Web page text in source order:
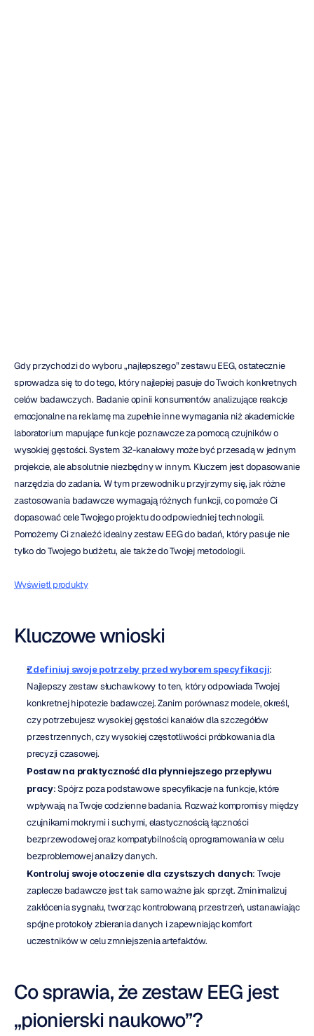
Gdy przychodzi do wyboru „najlepszego” zestawu EEG, ostatecznie
sprowadza się to do tego, który najlepiej pasuje do Twoich konkretnych
celów badawczych. Badanie opinii konsumentów analizujące reakcje
emocjonalne na reklamę ma zupełnie inne wymagania niż akademickie
laboratorium mapujące funkcje poznawcze za pomocą czujników o
wysokiej gęstości. System 32-kanałowy może być przesadą w jednym
projekcie, ale absolutnie niezbędny w innym. Kluczem jest dopasowanie
narzędzia do zadania. W tym przewodniku przyjrzymy się, jak różne
zastosowania badawcze wymagają różnych funkcji, co pomoże Ci
dopasować cele Twojego projektu do odpowiedniej technologii.
Pomożemy Ci znaleźć idealny zestaw EEG do badań, który pasuje nie
tylko do Twojego budżetu, ale także do Twojej metodologii.
Wyświetl produkty
Kluczowe wnioski
Zdefiniuj swoje potrzeby przed wyborem specyfikacji:
Najlepszy zestaw słuchawkowy to ten, który odpowiada Twojej
konkretnej hipotezie badawczej. Zanim porównasz modele, określ,
czy potrzebujesz wysokiej gęstości kanałów dla szczegółów
przestrzennych, czy wysokiej częstotliwości próbkowania dla
precyzji czasowej.
Postaw na praktyczność dla płynniejszego przepływu
pracy: Spójrz poza podstawowe specyfikacje na funkcje, które
wpływają na Twoje codzienne badania. Rozważ kompromisy między
czujnikami mokrymi i suchymi, elastycznością łączności
bezprzewodowej oraz kompatybilnością oprogramowania w celu
bezproblemowej analizy danych.
Kontroluj swoje otoczenie dla czystszych danych: Twoje
zaplecze badawcze jest tak samo ważne jak sprzęt. Zminimalizuj
zakłócenia sygnału, tworząc kontrolowaną przestrzeń, ustanawiając
spójne protokoły zbierania danych i zapewniając komfort
uczestników w celu zmniejszenia artefaktów.
Co sprawia, że zestaw EEG jest
„pionierski naukowo”?